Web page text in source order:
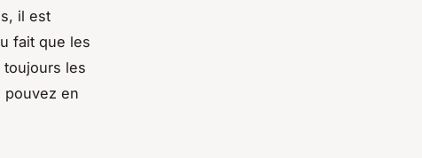
il est
fait que les
toujours les
pouvez en